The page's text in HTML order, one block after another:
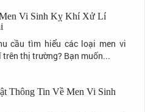
Vi Sinh Kỵ Khí Xử Lí
cầu tìm hiểu các loại men vi
trên thị trường? Bạn muốn...
Thông Tin Về Men Vi Sinh